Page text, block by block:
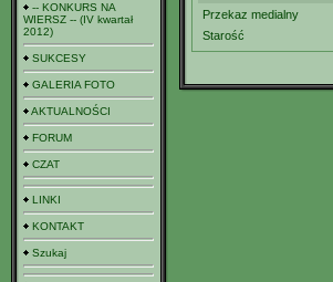
-- KONKURS NA
WIERSZ -- (IV kwartał
2012)
SUKCESY
GALERIA FOTO
AKTUALNOŚCI
FORUM
CZAT
LINKI
KONTAKT
Szukaj
Przekaz medialny
Starość